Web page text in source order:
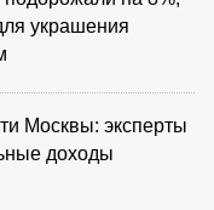
украшения
Москвы: эксперты
доходы